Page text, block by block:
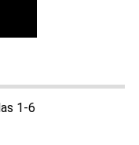
1-6